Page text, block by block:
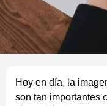
Hoy en día, la
son tan importantes